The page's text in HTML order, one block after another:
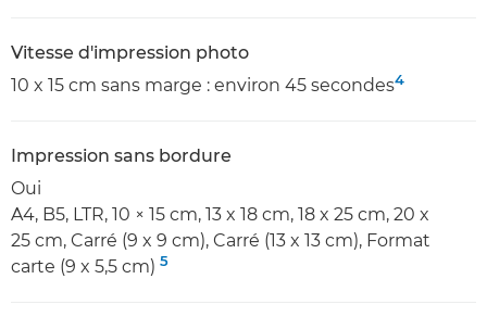
Vitesse d'impression photo
10 x 15 cm sans marge : environ 45 secondes4
Impression sans bordure
Oui
A4, B5, LTR, 10 × 15 cm, 13 x 18 cm, 18 x 25 cm, 20 x
25 cm, Carré (9 x 9 cm), Carré (13 x 13 cm), Format
carte (9 x 5,5 cm) 5